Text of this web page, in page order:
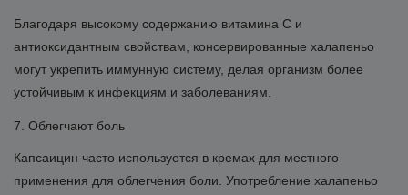
Благодаря высокому содержанию витамина C и
антиоксидантным свойствам, консервированные халапеньо
могут укрепить иммунную систему, делая организм более
устойчивым к инфекциям и заболеваниям.
7. Облегчают боль
Капсаицин часто используется в кремах для местного
применения для облегчения боли. Употребление халапеньо